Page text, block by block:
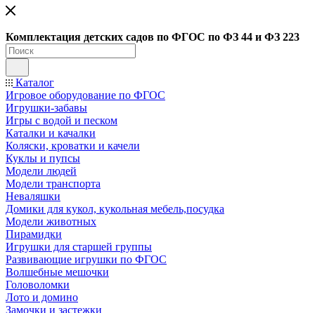
Комплектация детских садов по ФГОC по ФЗ 44 и ФЗ 223
Каталог
Игровое оборудование по ФГОС
Игрушки-забавы
Игры с водой и песком
Каталки и качалки
Коляски, кроватки и качели
Куклы и пупсы
Модели людей
Модели транспорта
Неваляшки
Домики для кукол, кукольная мебель,посудка
Модели животных
Пирамидки
Игрушки для старшей группы
Развивающие игрушки по ФГОС
Волшебные мешочки
Головоломки
Лото и домино
Замочки и застежки